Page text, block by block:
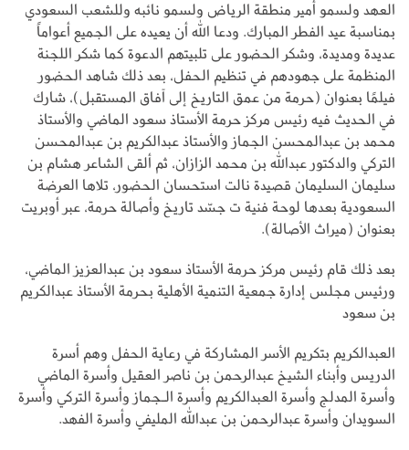
العهد ولسمو أمير منطقة الرياض ولسمو نائبه وللشعب السعودي
بمناسبة عيد الفطر المبارك. ودعا الله أن يعيده على الجميع أعواماً
عديدة ومديدة، وشكر الحضور على تلبيتهم الدعوة كما شكر اللجنة
المنظمة على جهودهم في تنظيم الحفل، بعد ذلك شاهد الحضور
فيلمًا بعنوان (حرمة من عمق التاريخ إلى آفاق المستقبل)، شارك
في الحديث فيه رئيس مركز حرمة الأستاذ سعود الماضي والأستاذ
محمد بن عبدالمحسن الجماز والأستاذ عبدالكريم بن عبدالمحسن
التركي والدكتور عبدالله بن محمد الزازان، ثم ألقى الشاعر هشام بن
سليمان السليمان قصيدة نالت استحسان الحضور، تلاها العرضة
السعودية بعدها لوحة فنية ت جسّد تاريخ وأصالة حرمة، عبر أوبريت
بعنوان (ميراث الأصالة).
بعد ذلك قام رئيس مركز حرمة الأستاذ سعود بن عبدالعزيز الماضي،
ورئيس مجلس إدارة جمعية التنمية الأهلية بحرمة الأستاذ عبدالكريم
بن سعود
العبدالكريم بتكريم الأسر المشاركة في رعاية الحفل وهم أسرة
الدريس وأبناء الشيخ عبدالرحمن بن ناصر العقيل وأسرة الماضي
وأسرة المدلج وأسرة العبدالكريم وأسرة الـجماز وأسرة التركي وأسرة
السويدان وأسرة عبدالرحمن بن عبدالله المليفي وأسرة الفهد.